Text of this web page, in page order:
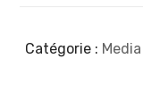
Catégorie :